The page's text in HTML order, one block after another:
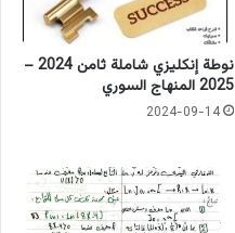
نوطة إنكليزي شاملة ثامن 2024 –
2025 المنهاج السوري
2024-09-14